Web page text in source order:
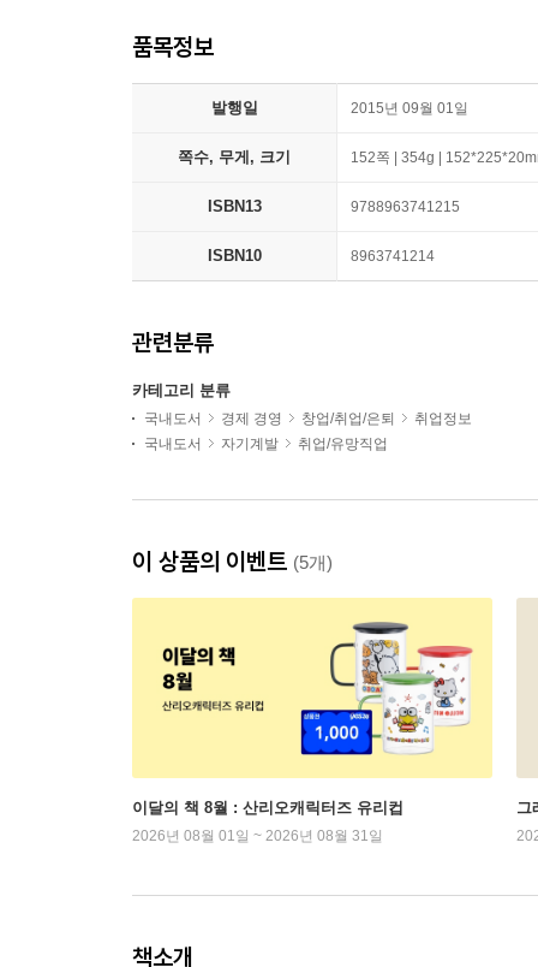
품목정보
발행일 2015년 09월 01일
쪽수, 무게, 크기 152쪽 | 354g |
ISBN13 9788963741215
ISBN10 8963741214
관련분류
카테고리 분류
국내도서 경제 경영 창업/취업/은퇴
취업정보
국내도서
자기계발 취업/유망직업
이 상품의 이벤트 (5개)
이달의 책 8월 : 산리오캐릭터즈 유리컵
2026년 08월 01일 ~ 2026년 08월 31일
그
책소개